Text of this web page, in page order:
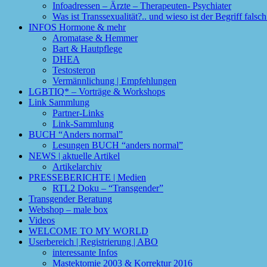
Infoadressen – Ärzte – Therapeuten- Psychiater
Was ist Transsexualität?.. und wieso ist der Begriff
INFOS Hormone & mehr
Aromatase & Hemmer
Bart & Hautpflege
DHEA
Testosteron
Vermännlichung | Empfehlungen
LGBTIQ* – Vorträge & Workshops
Link Sammlung
Partner-Links
Link-Sammlung
BUCH “Anders normal”
Lesungen BUCH “anders normal”
NEWS | aktuelle Artikel
Artikelarchiv
PRESSEBERICHTE | Medien
RTL2 Doku – “Transgender”
Transgender Beratung
Webshop – male box
Videos
WELCOME TO MY WORLD
Userbereich | Registrierung | ABO
interessante Infos
Mastektomie 2003 & Korrektur 2016